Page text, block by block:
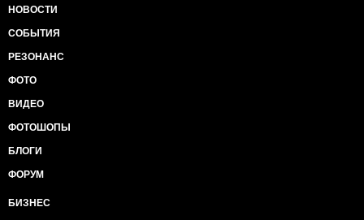
НОВОСТИ
СОБЫТИЯ
РЕЗОНАНС
ФОТО
ВИДЕО
ФОТОШОПЫ
БЛОГИ
ФОРУМ
БИЗНЕС